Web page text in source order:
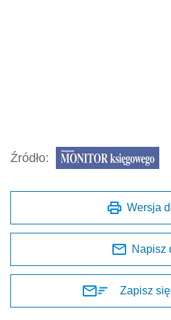
Źródło:
Wersja
Napisz
Zapisz